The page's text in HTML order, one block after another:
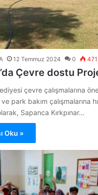
12 Temmuz 2024 0 471
Çevre dostu
çevre çalışmalarına
park bakım çalışmalarına
Sapanca Kırkpınar…
Oku »